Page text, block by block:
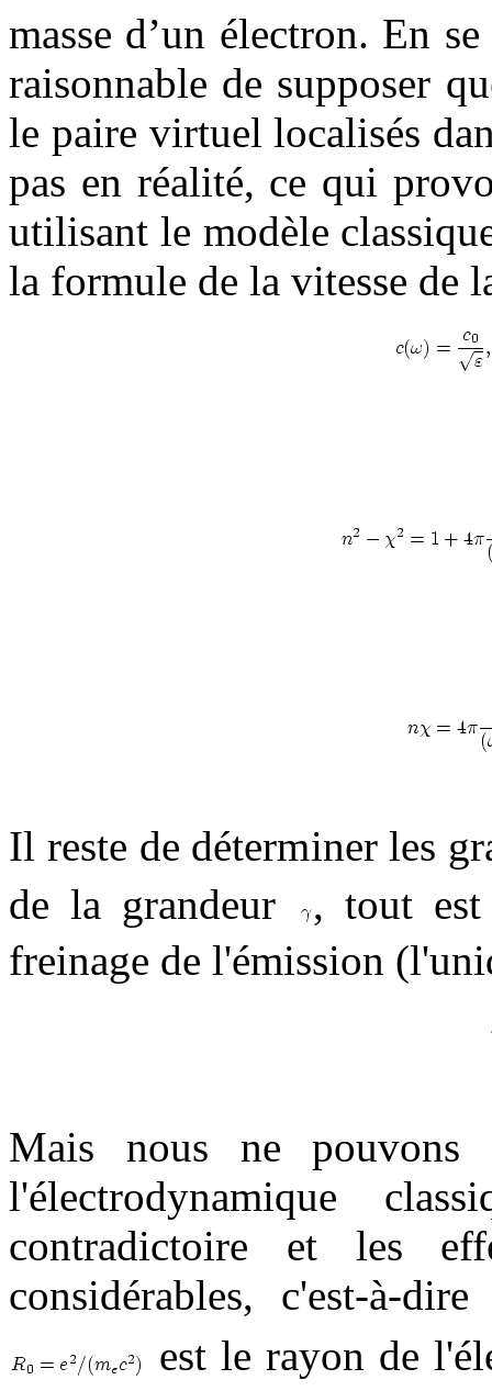
masse d’un électron. En
raisonnable de supposer
le paire virtuel localisés
pas en réalité, ce qui
utilisant le modèle
la formule de la vitesse de
Il reste de déterminer les
de la grandeur
, tout
freinage de l'émission
Mais nous ne pouvons
l'électrodynamique
contradictoire et les
considérables, c'est-à-
est le rayon de